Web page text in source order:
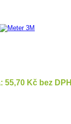
55,70 Kč bez DPH